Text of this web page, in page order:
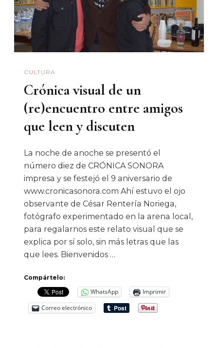
Recordar
A
Sergio
Rascón
CULTURA
Crónica visual de un
(re)encuentro entre amigos
que leen y discuten
La noche de anoche se presentó el
número diez de CRÓNICA SONORA
impresa y se festejó el 9 aniversario de
www.cronicasonora.com Ahí estuvo el ojo
observante de César Rentería Noriega,
fotógrafo experimentado en la arena local,
para regalarnos este relato visual que se
explica por sí solo, sin más letras que las
que lees. Bienvenidos …
Compártelo:
WhatsApp
Imprimir
Correo electrónico